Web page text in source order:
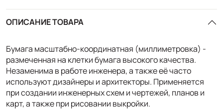
ОПИСАНИЕ ТОВАРА
Бумага масштабно-координатная (миллиметровка) -
размеченная на клетки бумага высокого качества.
Незаменима в работе инженера, а также её часто
используют дизайнеры и архитекторы. Применяется
при создании инженерных схем и чертежей, планов и
карт, а также при рисовании выкройки.